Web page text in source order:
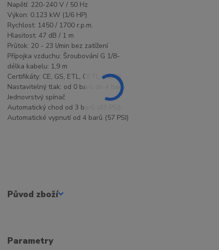
Napětí: 220-240 V / 50 Hz
Výkon: 0,123 kW (1/6 HP)
Rychlost: 1450 / 1700 r.p.m.
Hlasitost: 47 dB / 1 m
Průtok: 20 - 23 l/min bez zatížení
Přípojka vzduchu: Šroubování G 1/8-
délka kabelu: 1,9 m
Certifikáty: CE, GS, ETL, CETL, ROHS
Nastavitelný tlak: od 0 barů do 4 barů.
Jednovrstvý spínač
Automatický chod od 3 barů (43 PSI).
Automatické vypnutí od 4 barů (57 PSI)
Původ zboží
Parametry